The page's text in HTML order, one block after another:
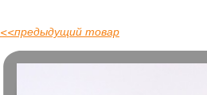
<<предыдущий товар